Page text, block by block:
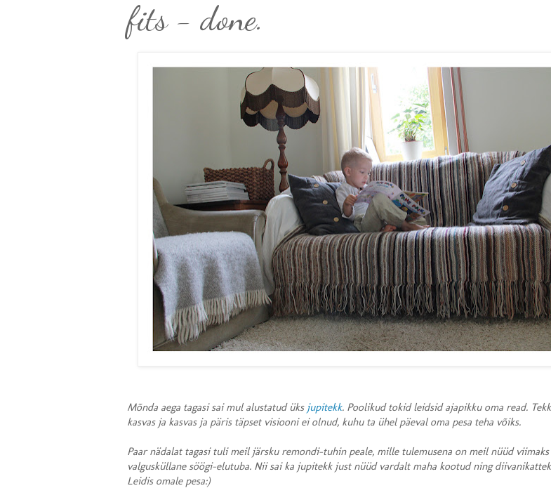
fits - done.
Mõnda aega tagasi sai mul alustatud üks jupitekk. Poolikud tokid leidsid ajapikku oma read.
kasvas ja kasvas ja päris täpset visiooni ei olnud, kuhu ta ühel päeval oma pesa teha võiks.
Paar nädalat tagasi tuli meil järsku remondi-tuhin peale, mille tulemusena on meil nüüd viimaks
valgusküllane söögi-elutuba. Nii sai ka jupitekk just nüüd vardalt maha kootud ning
Leidis omale pesa:)